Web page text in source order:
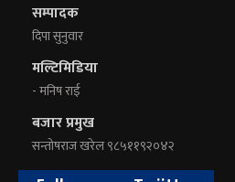
सम्पादक
दिपा सुनुवार
मल्टिमिडिया
- मनिष राई
बजार प्रमुख
सन्तोषराज खरेल ९८५११९२०४२